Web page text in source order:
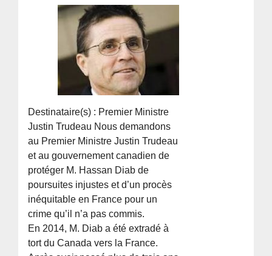
Destinataire(s) : Premier Ministre
Justin Trudeau Nous demandons
au Premier Ministre Justin Trudeau
et au gouvernement canadien de
protéger M. Hassan Diab de
poursuites injustes et d’un procès
inéquitable en France pour un
crime qu’il n’a pas commis.
En 2014, M. Diab a été extradé à
tort du Canada vers la France.